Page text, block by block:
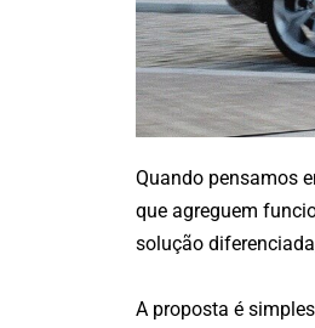
Quando pensamos
que agreguem
solução
A proposta é